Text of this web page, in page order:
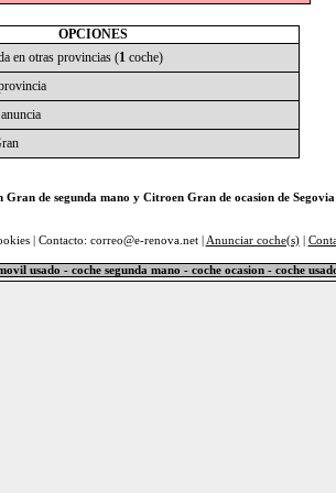
OPCIONES
en otras provincias (1 coche)
de segunda mano y Citroen Gran de ocasion de Segovia
| Contacto: correo@e-renova.net | Anunciar coche(s)|
usado - coche segunda mano - coche ocasion - coche